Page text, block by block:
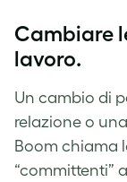
Cambiare
lavoro.
Un cambio di
relazione o
Boom chiama
“committenti”